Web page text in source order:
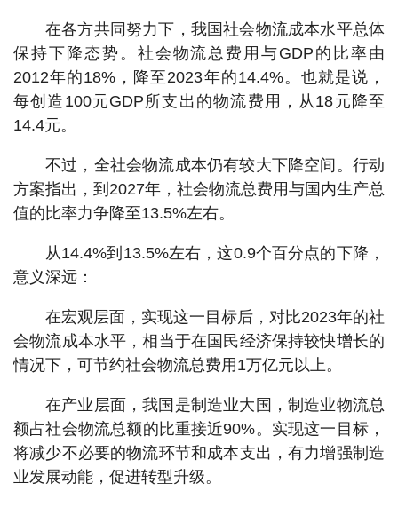
在各方共同努力下，我国社会物流成本水平总体
保持下降态势。社会物流总费用与GDP的比率由
2012年的18%，降至2023年的14.4%。也就是说，
每创造100元GDP所支出的物流费用，从18元降至
14.4元。
不过，全社会物流成本仍有较大下降空间。行动
方案指出，到2027年，社会物流总费用与国内生产总
值的比率力争降至13.5%左右。
从14.4%到13.5%左右，这0.9个百分点的下降，
意义深远：
在宏观层面，实现这一目标后，对比2023年的社
会物流成本水平，相当于在国民经济保持较快增长的
情况下，可节约社会物流总费用1万亿元以上。
在产业层面，我国是制造业大国，制造业物流总
额占社会物流总额的比重接近90%。实现这一目标，
将减少不必要的物流环节和成本支出，有力增强制造
业发展动能，促进转型升级。